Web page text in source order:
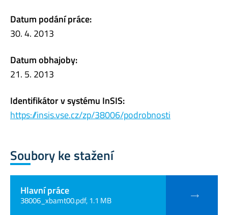
Datum podání práce:
30. 4. 2013
Datum obhajoby:
21. 5. 2013
Identifikátor v systému InSIS:
https://insis.vse.cz/zp/38006/podrobnosti
Soubory ke stažení
Hlavní práce
38006_xbamt00.pdf, 1.1 MB